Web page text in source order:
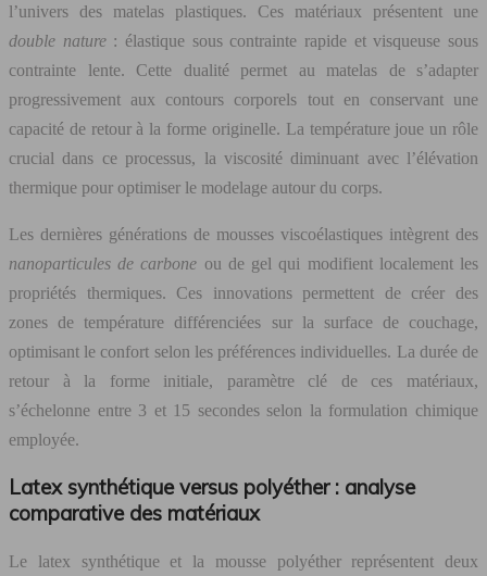
l’univers des matelas plastiques. Ces matériaux présentent une
double nature : élastique sous contrainte rapide et visqueuse sous
contrainte lente. Cette dualité permet au matelas de s’adapter
progressivement aux contours corporels tout en conservant une
capacité de retour à la forme originelle. La température joue un rôle
crucial dans ce processus, la viscosité diminuant avec l’élévation
thermique pour optimiser le modelage autour du corps.
Les dernières générations de mousses viscoélastiques intègrent des
nanoparticules de carbone ou de gel qui modifient localement les
propriétés thermiques. Ces innovations permettent de créer des
zones de température différenciées sur la surface de couchage,
optimisant le confort selon les préférences individuelles. La durée de
retour à la forme initiale, paramètre clé de ces matériaux,
s’échelonne entre 3 et 15 secondes selon la formulation chimique
employée.
Latex synthétique versus polyéther : analyse
comparative des matériaux
Le latex synthétique et la mousse polyéther représentent deux